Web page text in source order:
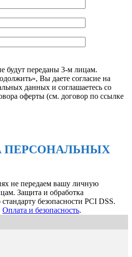
будут переданы 3-м лицам.
Вы даете согласие на
данных и соглашаетесь со
оферты (см. договор по ссылке
ПЕРСОНАЛЬНЫХ
не передаем вашу личную
Защита и обработка
безопасности PCI DSS.
Оплата и безопасность.